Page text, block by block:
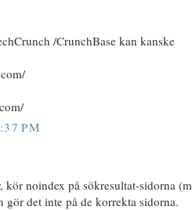
/CrunchBase kan kanske
PM
kör noindex på sökresultat-sidorna
gör det inte på de korrekta sidorna.